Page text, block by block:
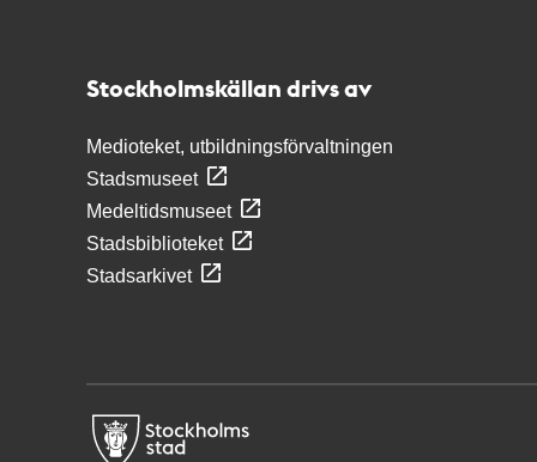
Stockholmskällan drivs av
Medioteket, utbildningsförvaltningen
Stadsmuseet
Medeltidsmuseet
Stadsbiblioteket
Stadsarkivet